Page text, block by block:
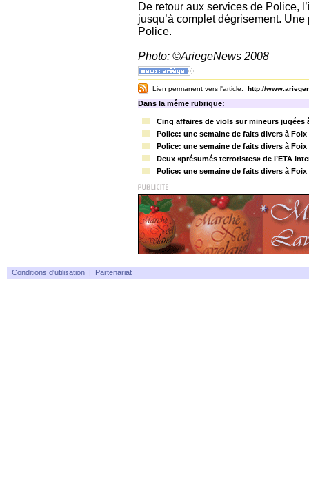
De retour aux services de Police,
jusqu’à complet dégrisement.
Police.
Photo: ©AriegeNews 2008
Lien permanent vers l'article: http://
Dans la même rubrique:
Cinq affaires de viols sur mineurs jugées
Police: une semaine de faits divers à Foix
Police: une semaine de faits divers à Foix
Deux «présumés terroristes» de l’ETA
Police: une semaine de faits divers à Foix
Conditions d'utilisation | Partenariat